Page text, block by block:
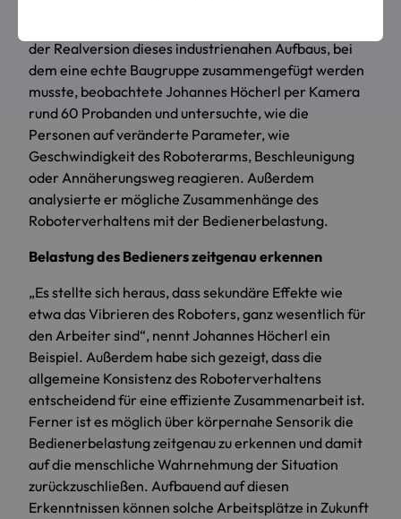
mit 32 Teilnehmern konnten diese den Roboter in
der Realversion dieses industrienahen Aufbaus, bei
dem eine echte Baugruppe zusammengefügt werden
musste, beobachtete Johannes Höcherl per Kamera
rund 60 Probanden und untersuchte, wie die
Personen auf veränderte Parameter, wie
Geschwindigkeit des Roboterarms, Beschleunigung
oder Annäherungsweg reagieren. Außerdem
analysierte er mögliche Zusammenhänge des
Roboterverhaltens mit der Bedienerbelastung.
Belastung des Bedieners zeitgenau erkennen
„Es stellte sich heraus, dass sekundäre Effekte wie
etwa das Vibrieren des Roboters, ganz wesentlich für
den Arbeiter sind“, nennt Johannes Höcherl ein
Beispiel. Außerdem habe sich gezeigt, dass die
allgemeine Konsistenz des Roboterverhaltens
entscheidend für eine effiziente Zusammenarbeit ist.
Ferner ist es möglich über körpernahe Sensorik die
Bedienerbelastung zeitgenau zu erkennen und damit
auf die menschliche Wahrnehmung der Situation
zurückzuschließen. Aufbauend auf diesen
Erkenntnissen können solche Arbeitsplätze in Zukunft